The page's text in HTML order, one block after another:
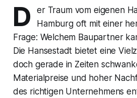
D
er Traum vom eigenen
Hamburg oft mit einer
Frage: Welchem Baupartner
Die Hansestadt bietet eine
doch gerade in Zeiten
Materialpreise und hoher
des richtigen Unternehmens